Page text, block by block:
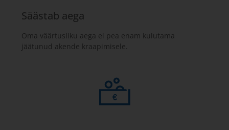
Säästab aega
Oma väärtusliku aega ei pea enam kulutama
jäätunud akende kraapimisele.